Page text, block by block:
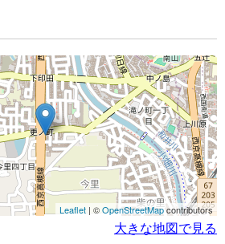
Leaflet | ©OpenStreetMapcontributors
大きな地図で見る